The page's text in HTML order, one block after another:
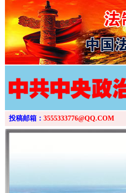
投稿邮箱： 3555333776@QQ.COM